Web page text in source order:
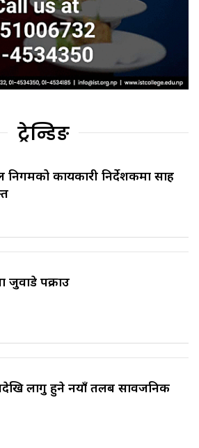
ट्रेन्डिङ
कार्यकारी निर्देशकमा साह
जुवाडे पक्राउ
लागु हुने नयाँ तलब सार्वजनिक